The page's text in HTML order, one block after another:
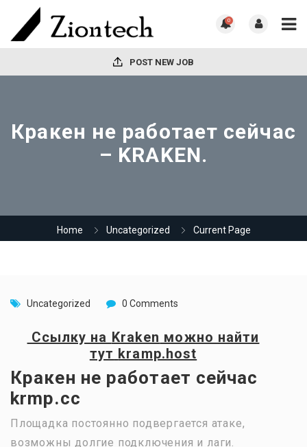
0
POST NEW JOB
Кракен не работает сейчас
– KRAKEN.
Home Uncategorized Current Page
Uncategorized 0 Comments
Ссылку на Kraken можно найти
тут kramp.host
Кракен не работает сейчас
krmp.cc
Площадка постоянно подвергается атаке,
возможны долгие подключения и лаги.